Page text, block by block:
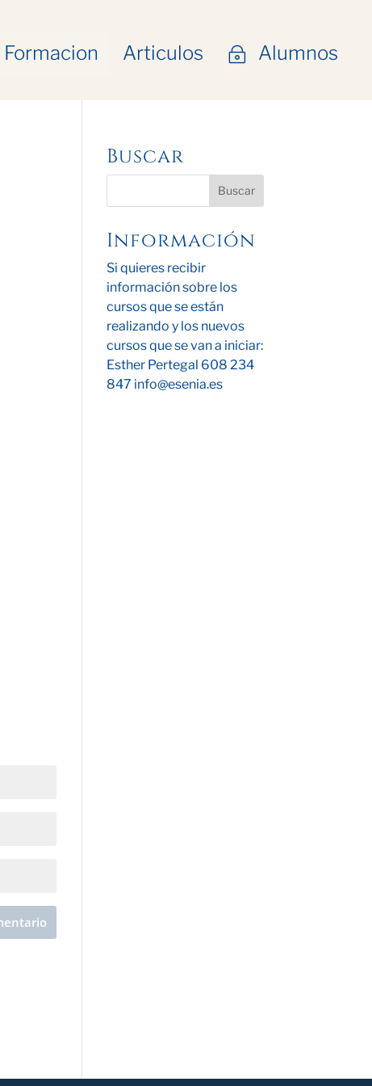
Formacion Articulos ~ Alumnos
Buscar
Información
Si quieres recibir
información sobre los
cursos que se están
realizando y los nuevos
cursos que se van a iniciar:
Esther Pertegal 608 234
847 info@esenia.es